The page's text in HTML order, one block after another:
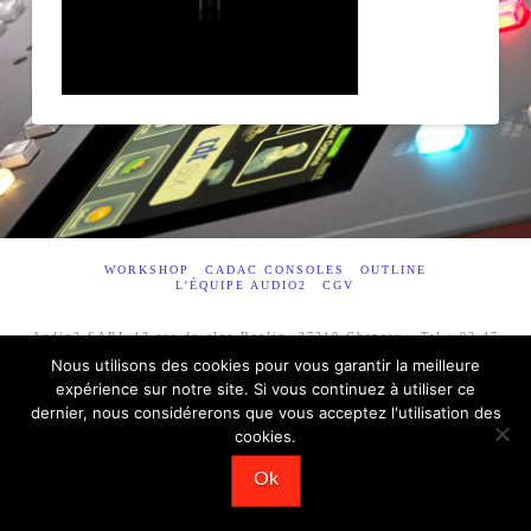
WORKSHOP CADAC CONSOLES
OUTLINE
L’ÉQUIPE AUDIO2
CGV
Audio2 SARL 12 rue du clos Baglin, 37210 Chançay - Tel : 02 47
Nous utilisons des cookies pour vous garantir la meilleure
expérience sur notre site. Si vous continuez à utiliser ce
dernier, nous considérerons que vous acceptez l'utilisation des
cookies.
Ok